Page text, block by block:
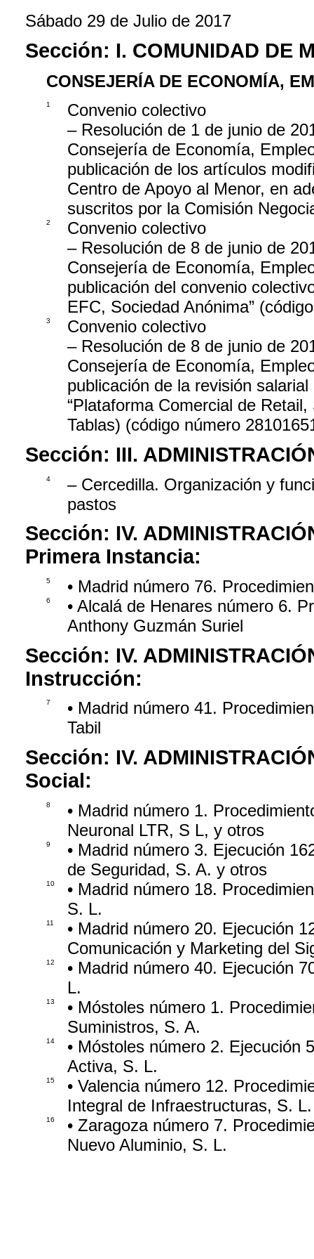
Sábado 29 de Julio de 2017
Sección: I. COMUNIDAD DE
CONSEJERÍA DE ECONOMÍA,
1
Convenio colectivo
– Resolución de 1 de junio de
Consejería de Economía,
publicación de los artículos
Centro de Apoyo al Menor, en
suscritos por la Comisión
2
Convenio colectivo
– Resolución de 8 de junio de
Consejería de Economía,
publicación del convenio
EFC, Sociedad Anónima”
3
Convenio colectivo
– Resolución de 8 de junio de
Consejería de Economía,
publicación de la revisión
“Plataforma Comercial de
Tablas) (código número
Sección: III.
4
– Cercedilla. Organización y
pastos
Sección: IV.
Primera Instancia:
5 • Madrid número 76.
6
• Alcalá de Henares número 6.
Anthony Guzmán Suriel
Sección: IV.
Instrucción:
7
• Madrid número 41.
Tabil
Sección: IV.
Social:
8
• Madrid número 1.
Neuronal LTR, S L, y otros
9
• Madrid número 3. Ejecución
de Seguridad, S. A. y otros
10
• Madrid número 18.
S. L.
11
• Madrid número 20. Ejecución
Comunicación y Marketing del
12
• Madrid número 40. Ejecución
L.
13
• Móstoles número 1.
Suministros, S. A.
14
• Móstoles número 2. Ejecución
Activa, S. L.
15
• Valencia número 12.
Integral de Infraestructuras, S. L.
16
• Zaragoza número 7.
Nuevo Aluminio, S. L.